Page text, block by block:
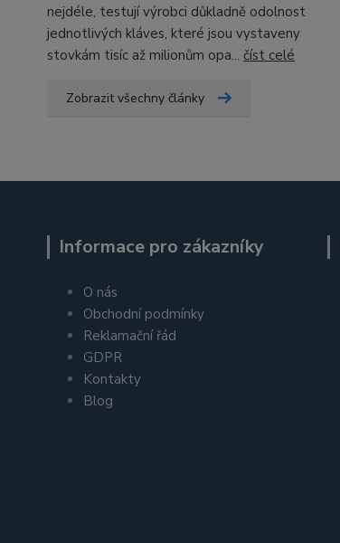
nejdéle, testují výrobci důkladně odolnost
jednotlivých kláves, které jsou vystaveny
stovkám tisíc až milionům opa... číst celé
Zobrazit všechny články
Informace pro zákazníky
O nás
Obchodní podmínky
Reklamační řád
GDPR
Kontakty
Blog